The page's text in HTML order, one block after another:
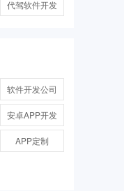
代驾软件开发
软件开发公司
安卓APP开发
APP定制